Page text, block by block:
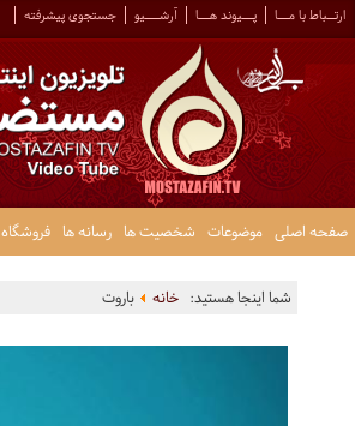
ارتــباط با مـــا پـــیوند هـــا آرشــــیو جستجوی پیشرفته
صفحه اصلی موضوعات شخصیت ها رسانه ها فروشگاه
شما اینجا هستید: خانه باروت